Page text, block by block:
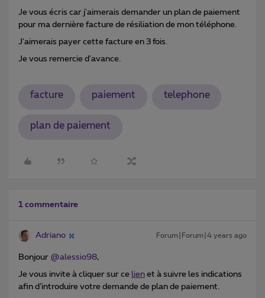
Je vous écris car j'aimerais demander un plan de paiement
pour ma dernière facture de résiliation de mon téléphone.
J'aimerais payer cette facture en 3 fois.
Je vous remercie d'avance.
facture paiement telephone
plan de paiement
1 commentaire
Adriano Forum|Forum|4 years ago
Bonjour @alessio98,
Je vous invite à cliquer sur ce lien et à suivre les indications
afin d’introduire votre demande de plan de paiement.